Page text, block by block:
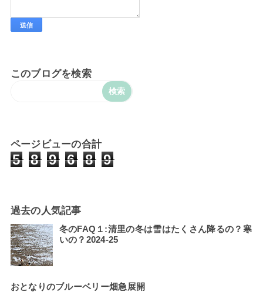
このブログを検索
ページビューの合計
5 8 9 6 8 9
過去の人気記事
冬のFAQ１:清里の冬は雪はたくさん降るの？寒
いの？2024-25
おとなりのブルーベリー畑急展開